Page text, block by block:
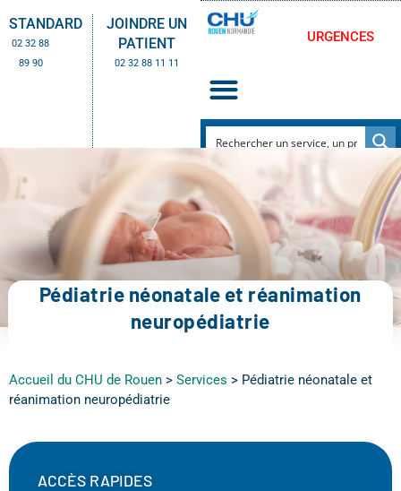
STANDARD
02 32 88
89 90
JOINDRE UN
PATIENT
02 32 88 11 11
URGENCES
Pédiatrie néonatale et réanimation
neuropédiatrie
Accueil du CHU de Rouen > Services > Pédiatrie néonatale et
réanimation neuropédiatrie
ACCÈS RAPIDES